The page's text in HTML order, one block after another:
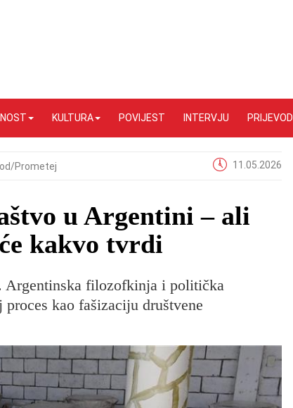
KULTURA POVIJEST INTERVJU PRIJEVODI
Prometej 11.05.2026
u Argentini – ali
kakvo tvrdi
Argentinska filozofkinja i politička
kao fašizaciju društvene